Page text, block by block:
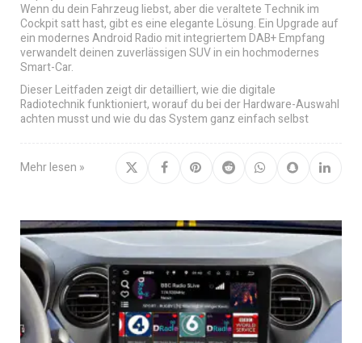
Wenn du dein Fahrzeug liebst, aber die veraltete Technik im
Cockpit satt hast, gibt es eine elegante Lösung. Ein Upgrade auf
ein modernes Android Radio mit integriertem DAB+ Empfang
verwandelt deinen zuverlässigen SUV in ein hochmodernes
Smart-Car.
Dieser Leitfaden zeigt dir detailliert, wie die digitale
Radiotechnik funktioniert, worauf du bei der Hardware-Auswahl
achten musst und wie du das System ganz einfach selbst
Mehr lesen »